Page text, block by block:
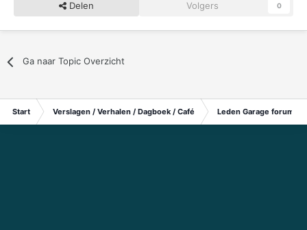
Delen Volgers 0
Ga naar Topic Overzicht
Start Verslagen / Verhalen / Dagboek / Café Leden Garage forum